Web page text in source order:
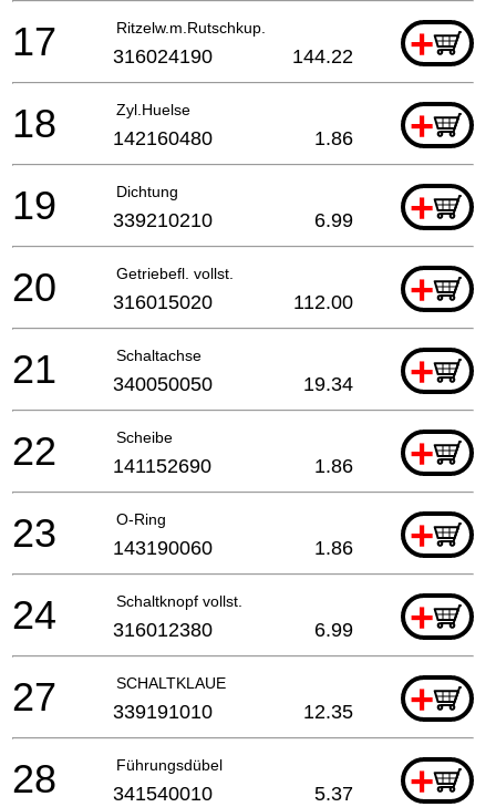
Ritzelw.m.Rutschkup. +
17 316024190 144.22
Zyl.Huelse +
18 142160480 1.86
Dichtung +
19 339210210 6.99
Getriebefl. vollst. +
20 316015020 112.00
Schaltachse +
21 340050050 19.34
Scheibe +
22 141152690 1.86
O-Ring +
23 143190060 1.86
Schaltknopf vollst. +
24 316012380 6.99
SCHALTKLAUE +
27 339191010 12.35
Führungsdübel +
28 341540010 5.37